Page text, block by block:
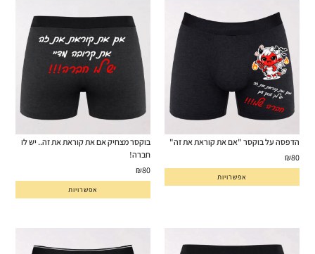
הדפסה על בוקסר "אם את קוראת את זה"
₪80
אפשרויות
בוקסר מצחיק אם את קוראת את זה.. יש לו
חברה!
₪80
אפשרויות